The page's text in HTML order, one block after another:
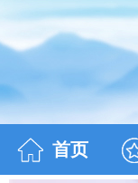
首页